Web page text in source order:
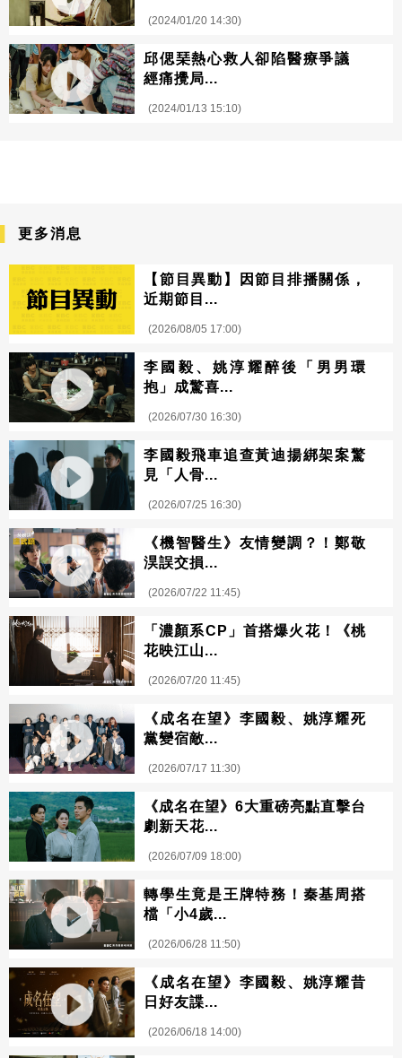
(2024/01/20 14:30)
邱偲琹熱心救人卻陷醫療爭議
經痛攪局...
(2024/01/13 15:10)
更多消息
【節目異動】因節目排播關係，
近期節目...
(2026/08/05 17:00)
李國毅、姚淳耀醉後「男男環
抱」成驚喜...
(2026/07/30 16:30)
李國毅飛車追查黃迪揚綁架案驚
見「人骨...
(2026/07/25 16:30)
《機智醫生》友情變調？！鄭敬
淏誤交損...
(2026/07/22 11:45)
「濃顏系CP」首搭爆火花！《桃
花映江山...
(2026/07/20 11:45)
《成名在望》李國毅、姚淳耀死
黨變宿敵...
(2026/07/17 11:30)
《成名在望》6大重磅亮點直擊台
劇新天花...
(2026/07/09 18:00)
轉學生竟是王牌特務！秦基周搭
檔「小4歲...
(2026/06/28 11:50)
《成名在望》李國毅、姚淳耀昔
日好友諜...
(2026/06/18 14:00)